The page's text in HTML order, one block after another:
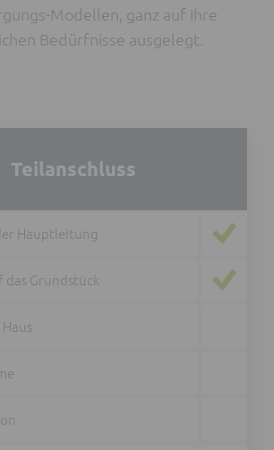
Modellen, ganz auf Ihre
Bedürfnisse ausgelegt.
Teilanschluss
Hauptleitung
das Grundstück